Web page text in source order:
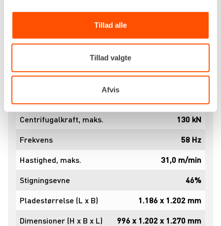
Tillad alle
Tillad valgte
Afvis
Drivkraft
Diesel
Brændstoftank
18 liter
Centrifugalkraft, maks.
130 kN
Frekvens
58 Hz
Hastighed, maks.
31,0 m/min
Stigningsevne
46%
Pladestørrelse (L x B)
1.186 x 1.202 mm
Dimensioner (H x B x L)
996 x 1.202 x 1.270 mm